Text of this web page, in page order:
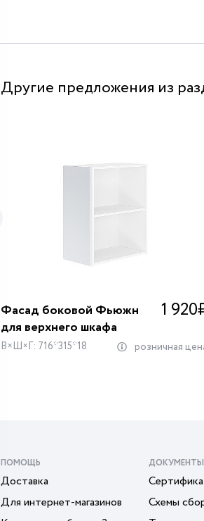
Другие предложения из
Фасад боковой Фьюжн
для верхнего шкафа
1 920
В×Ш×Г: 716*315*18 розничная
ПОМОЩЬ
Доставка
Для интернет-магазинов
ДОКУМЕНТЫ
Схемы